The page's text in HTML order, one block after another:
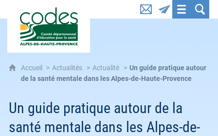
CoDES 04 : Comité départemental d'éducation
Accueil Actualités Actualité
Un guide pratique autour
de la santé mentale dans les Alpes-de-Haute-Provence
Un guide pratique autour de la
santé mentale dans les Alpes-de-